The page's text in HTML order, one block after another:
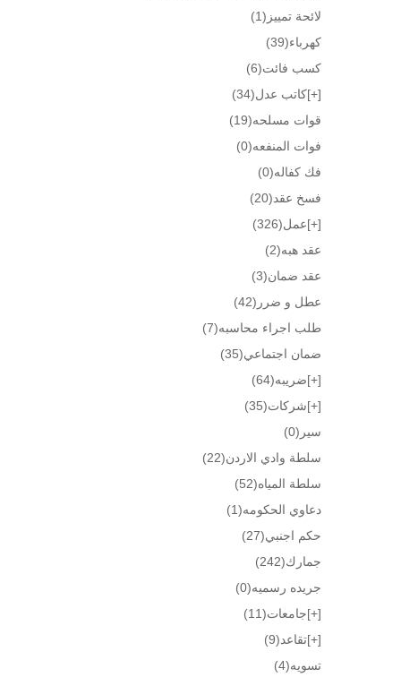
لائحة تمييز (1)
كهرباء(39)
كسب فائت(6)
[+]كاتب عدل(34)
قوات مسلحه(19)
فوات المنفعه(0)
فك كفاله(0)
فسخ عقد(20)
[+]عمل(326)
عقد هبه(2)
عقد ضمان(3)
عطل و ضرر (42)
طلب اجراء محاسبه(7)
ضمان اجتماعي(35)
[+]ضريبه(64)
[+]شركات(35)
سير (0)
سلطة وادي الاردن(22)
سلطة المياه(52)
دعاوي الحكومه(1)
حكم اجنبي(27)
جمارك(242)
جريده رسميه(0)
[+]جامعات(11)
[+]تقاعد(9)
تسويه(4)